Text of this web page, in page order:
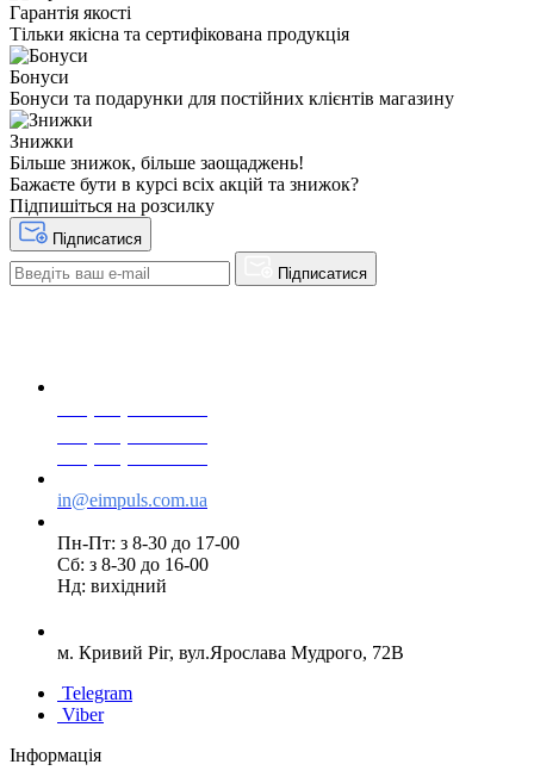
Гарантія якості
Тільки якісна та сертифікована продукція
Бонуси
Бонуси та подарунки для постійних клієнтів магазину
Знижки
Більше знижок, більше заощаджень!
Бажаєте бути в курсі всіх акцій та знижок?
Підпишіться на розсилку
Підписатися
Підписатися
in@eimpuls.com.ua
Пн-Пт: з 8-30 до 17-00
Сб: з 8-30 до 16-00
Нд: вихідний
м. Кривий Ріг, вул.Ярослава Мудрого, 72В
Telegram
Viber
Інформація